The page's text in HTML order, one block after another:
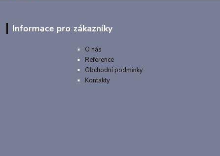
Informace pro zákazníky
O nás
Reference
Obchodní podmínky
Kontakty